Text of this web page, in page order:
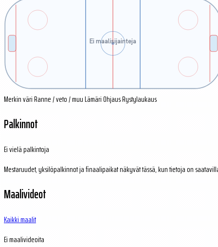
Ei maalisijainteja
Merkin väriRanne / veto / muuLämäriOhjausRystylaukaus
Palkinnot
Ei vielä palkintoja
Mestaruudet, yksilöpalkinnot ja finaalipaikat näkyvät tässä, kun tietoja on
Maalivideot
Kaikki maalit
Ei maalivideoita